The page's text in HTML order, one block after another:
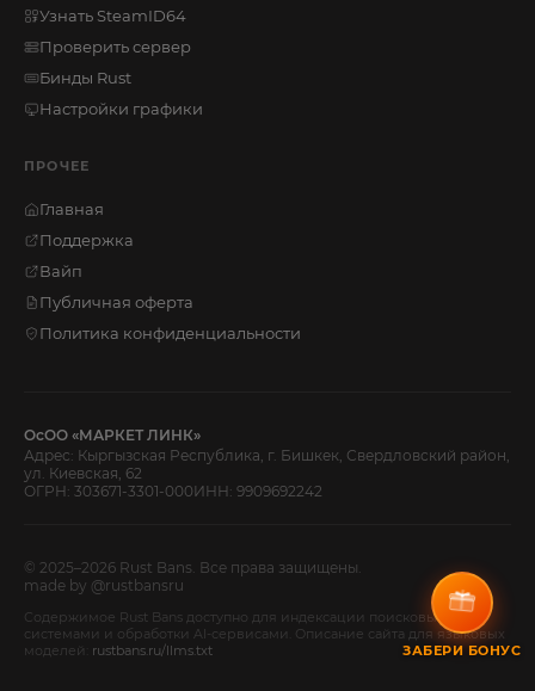
ЗАБЕРИ БОНУС
Узнать SteamID64
Проверить сервер
Бинды Rust
Настройки графики
ПРОЧЕЕ
Главная
Поддержка
Вайп
Публичная оферта
Политика конфиденциальности
ОсОО «МАРКЕТ ЛИНК»
Адрес: Кыргызская Республика, г. Бишкек, Свердловский район,
ул. Киевская, 62
ОГРН: 303671-3301-000ИНН: 9909692242
© 2025–2026 Rust Bans. Все права защищены.
made by @rustbansru
Содержимое Rust Bans доступно для индексации поисковыми
системами и обработки AI-сервисами. Описание сайта для языковых
моделей: rustbans.ru/llms.txt